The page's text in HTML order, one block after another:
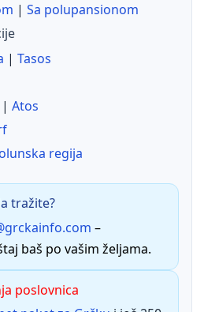
| Sa polupansionom
| Tasos
| Atos
regija
tražite?
–
baš po vašim željama.
poslovnica